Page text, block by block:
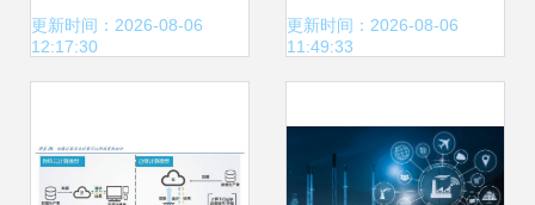
流程 该怎么推广
更新时间：2026-08-06
12:17:30
重构，UCloud迎挑
更新时间：2026-08-06
11:49:33